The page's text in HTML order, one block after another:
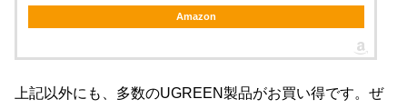
Amazon
上記以外にも、多数のUGREEN製品がお買い得です。ぜ